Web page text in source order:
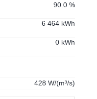
90.0 %
6 464 kWh
0 kWh
428 W/(m³/s)